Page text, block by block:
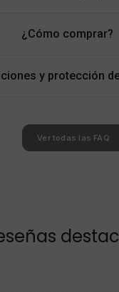
¿Cómo comprar?
y protección
Ver todas las FAQ